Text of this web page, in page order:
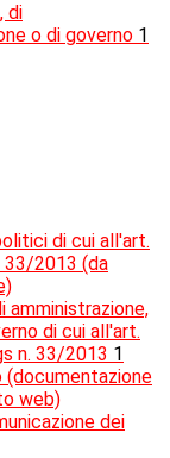
di
o di governo 1
di cui all'art.
33/2013 (da
amministrazione,
di cui all'art.
n. 33/2013 1
(documentazione
web)
dei